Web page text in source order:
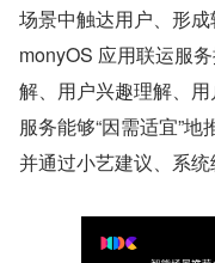
场景中触达用户、形
monyOS 应用联运服
解、用户兴趣理解、
服务能够“因需适宜”
并通过小艺建议、系统